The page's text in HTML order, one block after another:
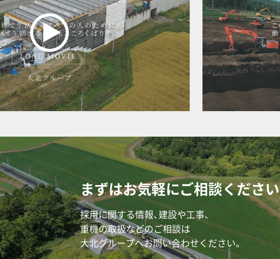
まずはお気軽にご相談ください
採用に関する情報、建設や工事、
重機の取扱などのご相談は
大北グループへお問い合わせください。